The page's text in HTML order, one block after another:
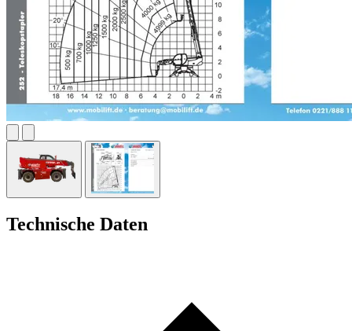
Technische Daten